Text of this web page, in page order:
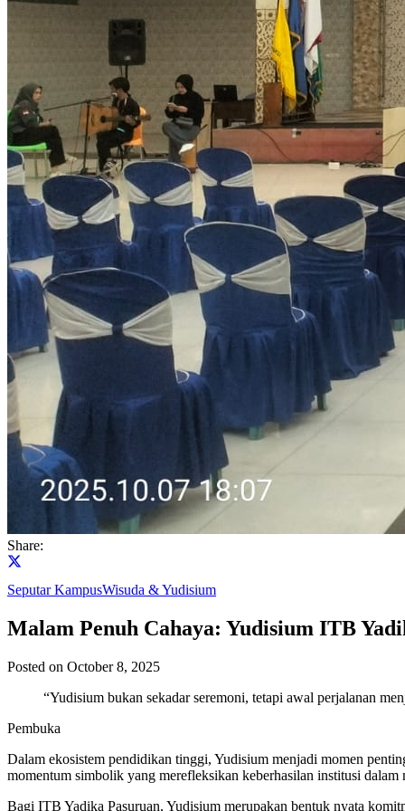
Share:
Seputar KampusWisuda & Yudisium
Malam Penuh Cahaya: Yudisium ITB
Posted on October 8, 2025
“Yudisium bukan sekadar seremoni, tetapi awal perjalanan
Pembuka
Dalam ekosistem pendidikan tinggi, Yudisium menjadi momen
momentum simbolik yang merefleksikan keberhasilan institusi
Bagi ITB Yadika Pasuruan, Yudisium merupakan bentuk nyata